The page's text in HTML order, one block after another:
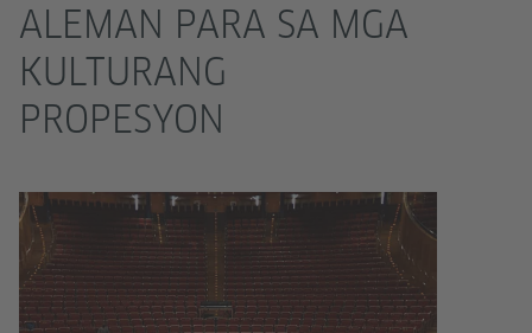
ALEMAN PARA SA MGA
KULTURANG
PROPESYON